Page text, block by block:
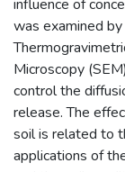
influence of
was examined
Microscopy
control the
release. The
soil is related to
applications of